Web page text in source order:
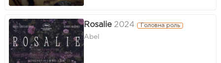
Rosalie 2024 Головна роль
Abel